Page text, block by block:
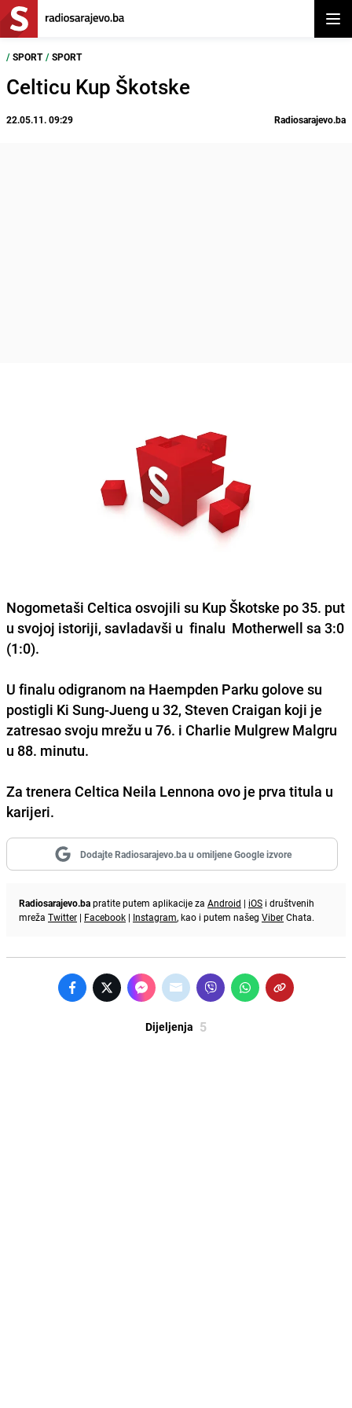
/ SPORT / SPORT
Celticu Kup Škotske
22.05.11. 09:29 Radiosarajevo.ba
Nogometaši Celtica osvojili su Kup Škotske po 35. put
u svojoj istoriji, savladavši u finalu Motherwell sa 3:0
(1:0).
U finalu odigranom na Haempden Parku golove su
postigli Ki Sung-Jueng u 32, Steven Craigan koji je
zatresao svoju mrežu u 76. i Charlie Mulgrew Malgru
u 88. minutu.
Za trenera Celtica Neila Lennona ovo je prva titula u
karijeri.
Dodajte Radiosarajevo.ba u omiljene Google izvore
Radiosarajevo.bapratite putem aplikacije za Android | iOS i društvenih
mreža Twitter | Facebook | Instagram, kao i putem našeg ViberChata.
Dijeljenja 5